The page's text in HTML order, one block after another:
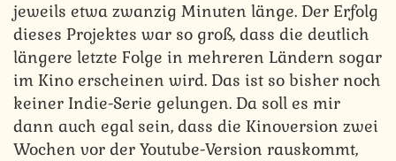
jeweils etwa zwanzig Minuten länge. Der Erfolg
dieses Projektes war so groß, dass die deutlich
längere letzte Folge in mehreren Ländern sogar
im Kino erscheinen wird. Das ist so bisher noch
keiner Indie-Serie gelungen. Da soll es mir
dann auch egal sein, dass die Kinoversion zwei
Wochen vor der Youtube-Version rauskommt,